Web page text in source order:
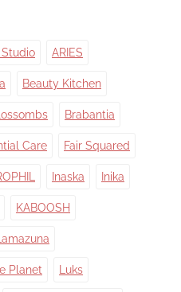
ARIES
Beauty Kitchen
Brabantia
Care Fair Squared
Inaska Inika
KABOOSH
Lamazuna
Planet Luks